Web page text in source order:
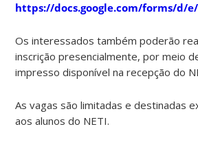
https://docs.google.com/forms/d/e/
Os interessados também poderão
inscrição presencialmente, por meio
impresso disponível na recepção do
As vagas são limitadas e destinadas
aos alunos do NETI.